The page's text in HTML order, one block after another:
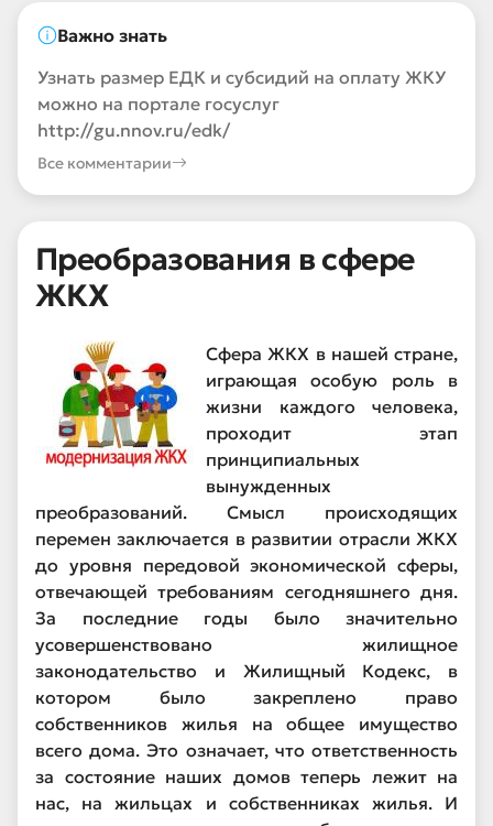
Важно знать
Узнать размер ЕДК и субсидий на оплату ЖКУ
можно на портале госуслуг
http://gu.nnov.ru/edk/
Все комментарии
Преобразования в сфере
ЖКХ
Сфера ЖКХ в нашей стране,
играющая особую роль в
жизни каждого человека,
проходит этап
принципиальных
вынужденных
преобразований. Смысл происходящих
перемен заключается в развитии отрасли ЖКХ
до уровня передовой экономической сферы,
отвечающей требованиям сегодняшнего дня.
За последние годы было значительно
усовершенствовано жилищное
законодательство и Жилищный Кодекс, в
котором было закреплено право
собственников жилья на общее имущество
всего дома. Это означает, что ответственность
за состояние наших домов теперь лежит на
нас, на жильцах и собственниках жилья. И